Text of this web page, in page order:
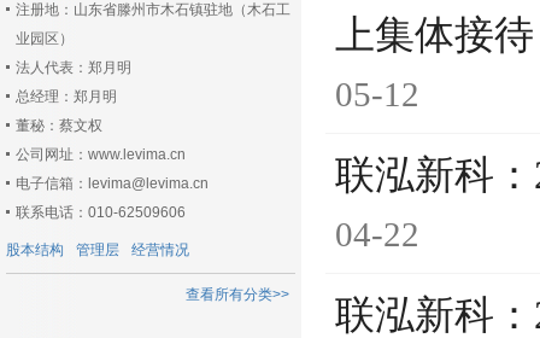
注册地：山东省滕州市木石镇驻地（木石工
业园区）
法人代表：郑月明
总经理：郑月明
董秘：蔡文权
公司网址：www.levima.cn
电子信箱：levima@levima.cn
联系电话：010-62509606
股本结构 管理层 经营情况
查看所有分类>>
上集体接
05-12
联泓新科
04-22
联泓新科